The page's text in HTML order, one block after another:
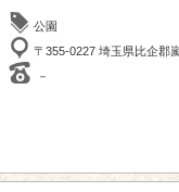
公園
〒355-0227 埼玉県比企郡
－